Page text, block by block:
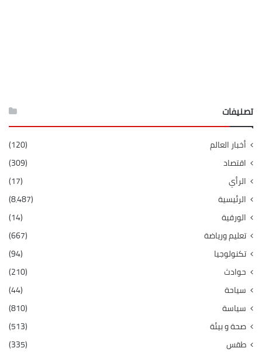
تصنيفات
أخبار العالم
(120)
اقتصاد
(309)
الرأي
(17)
الرئيسية
(8٬487)
الورقية
(14)
تعليم ورياضة
(667)
تكنولوجيا
(94)
حوادث
(210)
سياحة
(44)
سياسة
(810)
صحة و بيئة
(513)
طقس
(335)